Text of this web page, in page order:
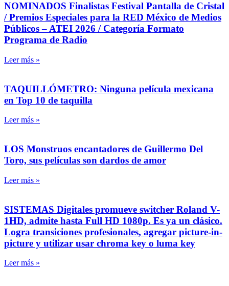
NOMINADOS Finalistas Festival Pantalla de Cristal
/ Premios Especiales para la RED México de Medios
Públicos – ATEI 2026 / Categoría Formato
Programa de Radio
Leer más »
TAQUILLÓMETRO: Ninguna película mexicana
en Top 10 de taquilla
Leer más »
LOS Monstruos encantadores de Guillermo Del
Toro, sus películas son dardos de amor
Leer más »
SISTEMAS Digitales promueve switcher Roland V-
1HD, admite hasta Full HD 1080p. Es ya un clásico.
Logra transiciones profesionales, agregar picture-in-
picture y utilizar usar chroma key o luma key
Leer más »